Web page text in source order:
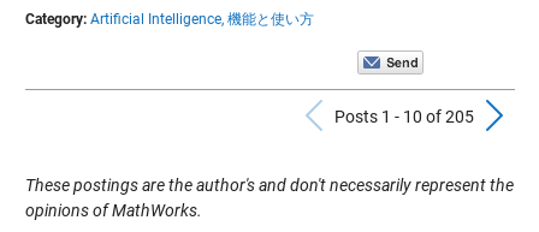
Category: Artificial Intelligence, 機能と使い方
Previous
Posts 1 - 10 of 205
These postings are the author's and don't necessarily represent the
opinions of MathWorks.